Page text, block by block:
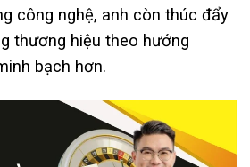
công nghệ, anh còn thúc đẩy
thương hiệu theo hướng
bạch hơn.